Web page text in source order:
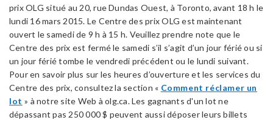
prix OLG situé au 20, rue Dundas Ouest, à Toronto, avant 18 h le
lundi 16 mars 2015. Le Centre des prix OLG est maintenant
ouvert le samedi de 9 h à 15 h. Veuillez prendre note que le
Centre des prix est fermé le samedi s’il s’agit d’un jour férié ou si
un jour férié tombe le vendredi précédent ou le lundi suivant.
Pour en savoir plus sur les heures d’ouverture et les services du
Centre des prix, consultez la section « Comment réclamer un
lot » à notre site Web à olg.ca. Les gagnants d'un lot ne
dépassant pas 250 000 $ peuvent aussi déposer leurs billets